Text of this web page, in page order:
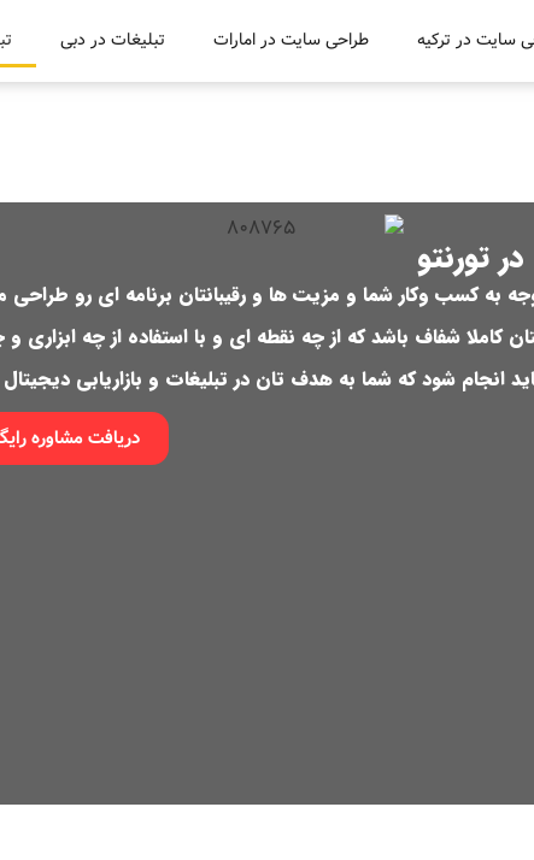
سایت در ترکیه طراحی سایت در امارات تبلیغات در دبی
تورنتو
به کسب وکار شما و مزیت ها و رقیبانتان برنامه ای رو طراحی
کاملا شفاف باشد که از چه نقطه ای و با استفاده از چه ابزاری و
انجام شود که شما به هدف تان در تبلیغات و بازاریابی
دریافت مشاوره